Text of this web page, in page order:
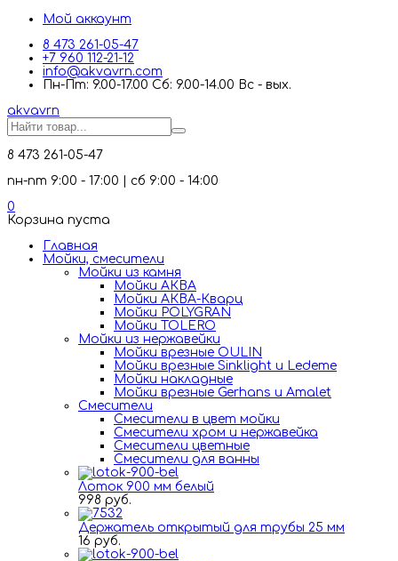
Мой аккаунт
8 473 261-05-47
+7 960 112-21-12
info@akvavrn.com
Пн-Пт: 9.00-17.00 Сб: 9.00-14.00 Вс - вых.
akvavrn
8 473 261-05-47
пн-пт 9:00 - 17:00 | сб 9:00 - 14:00
0
Корзина пуста
Главная
Мойки, смесители
Mойки из камня
Мойки АКВА
Мойки АКВА-Кварц
Мойки POLYGRAN
Мойки TOLERO
Мойки из нержавейки
Мойки врезные OULIN
Мойки врезные Sinklight и Ledeme
Мойки накладные
Мойки врезные Gerhans и Amalet
Смесители
Смесители в цвет мойки
Смесители хром и нержавейка
Смесители цветные
Смесители для ванны
Лоток 900 мм белый
998 руб.
Держатель открытый для трубы 25 мм
16 руб.